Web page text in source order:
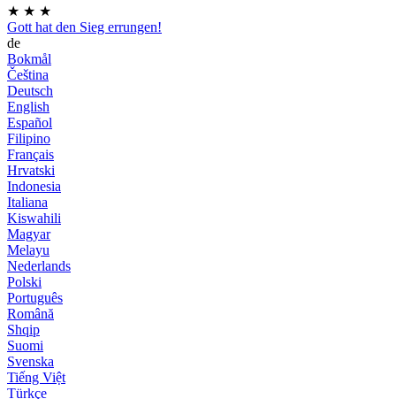
★ ★ ★
Gott hat den Sieg errungen!
de
Bokmål
Čeština
Deutsch
English
Español
Filipino
Français
Hrvatski
Indonesia
Italiana
Kiswahili
Magyar
Melayu
Nederlands
Polski
Português
Română
Shqip
Suomi
Svenska
Tiếng Việt
Türkçe